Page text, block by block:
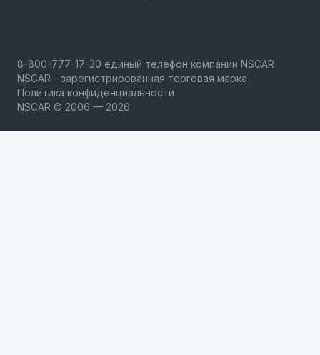
NSCAR - зарегистрированная торговая марка
Политика конфиденциальности
NSCAR © 2006 — 2026